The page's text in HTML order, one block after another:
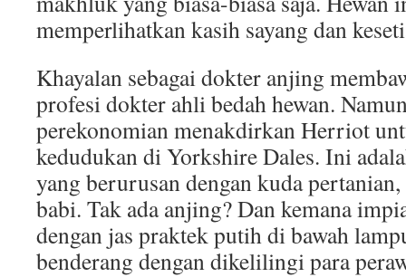
memperlihatkan kasih sayang dan
Khayalan sebagai dokter anjing
profesi dokter ahli bedah hewan.
perekonomian menakdirkan Herriot
kedudukan di Yorkshire Dales. Ini
yang berurusan dengan kuda
babi. Tak ada anjing? Dan kemana
dengan jas praktek putih di bawah
benderang dengan dikelilingi para